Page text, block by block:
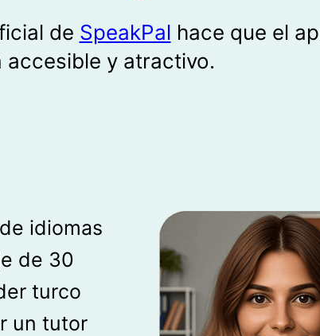
de SpeakPal hace que el
accesible y atractivo.
idiomas
de 30
turco
un tutor